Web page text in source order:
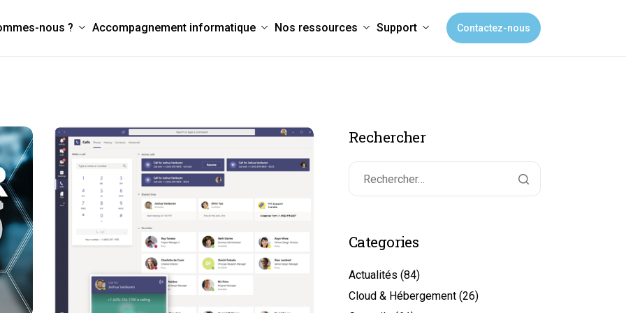
nous ? Accompagnement informatique Nos ressources Support Contactez-nous
Rechercher
Categories
Actualités (84)
Cloud & Hébergement (26)